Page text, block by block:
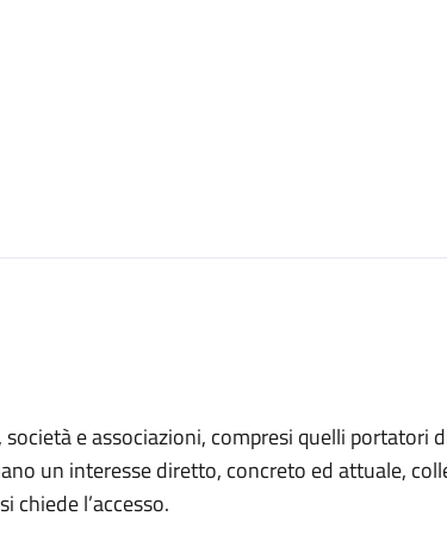
e associazioni, compresi quelli portatori
un interesse diretto, concreto ed attuale,
l’accesso.